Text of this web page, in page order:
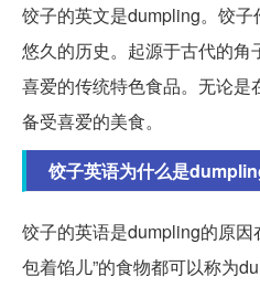
饺子的英文是dumpling。饺
悠久的历史。起源于古代的角
喜爱的传统特色食品。无论是
备受喜爱的美食。
饺子英语为什么是
饺子的英语是dumpling的原因
包着馅儿”的食物都可以称为